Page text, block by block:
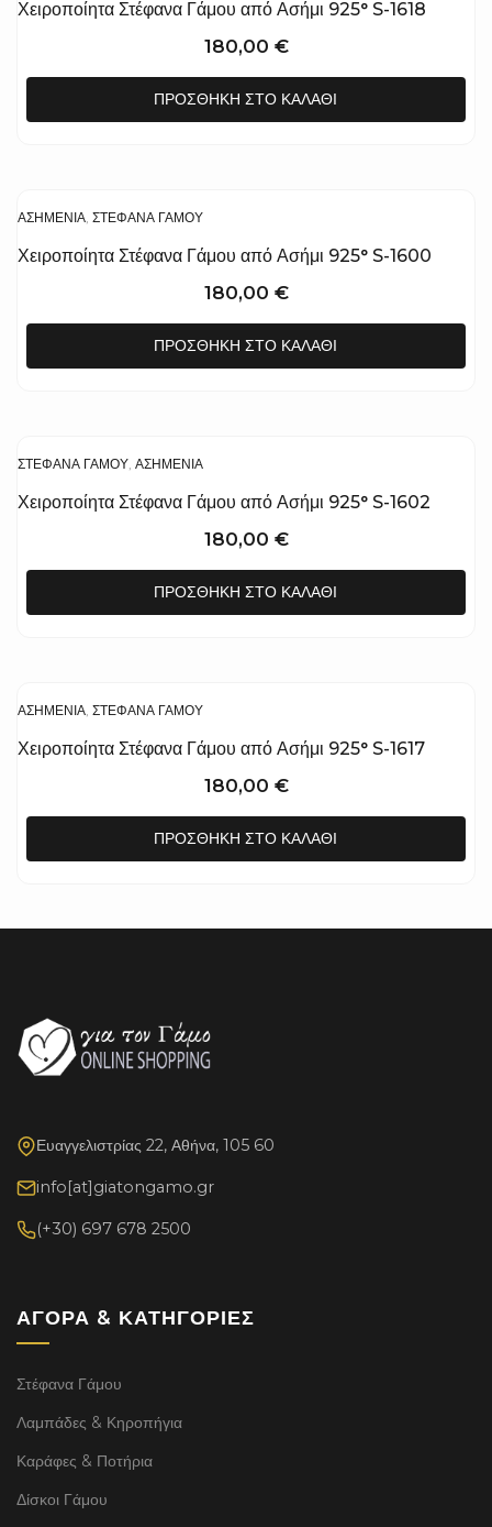
Χειροποίητα Στέφανα Γάμου από Ασήμι 925° S-1618
180,00 €
ΠΡΟΣΘΉΚΗ ΣΤΟ ΚΑΛΆΘΙ
ΑΣΗΜΈΝΙΑ, ΣΤΈΦΑΝΑ ΓΆΜΟΥ
Χειροποίητα Στέφανα Γάμου από Ασήμι 925° S-1600
180,00 €
ΠΡΟΣΘΉΚΗ ΣΤΟ ΚΑΛΆΘΙ
ΣΤΈΦΑΝΑ ΓΆΜΟΥ, ΑΣΗΜΈΝΙΑ
Χειροποίητα Στέφανα Γάμου από Ασήμι 925° S-1602
180,00 €
ΠΡΟΣΘΉΚΗ ΣΤΟ ΚΑΛΆΘΙ
ΑΣΗΜΈΝΙΑ, ΣΤΈΦΑΝΑ ΓΆΜΟΥ
Χειροποίητα Στέφανα Γάμου από Ασήμι 925° S-1617
180,00 €
ΠΡΟΣΘΉΚΗ ΣΤΟ ΚΑΛΆΘΙ
Ευαγγελιστρίας 22, Αθήνα, 105 60
info[at]giatongamo.gr
(+30) 697 678 2500
ΑΓΟΡΆ & ΚΑΤΗΓΟΡΊΕΣ
Στέφανα Γάμου
Λαμπάδες & Κηροπήγια
Καράφες & Ποτήρια
Δίσκοι Γάμου